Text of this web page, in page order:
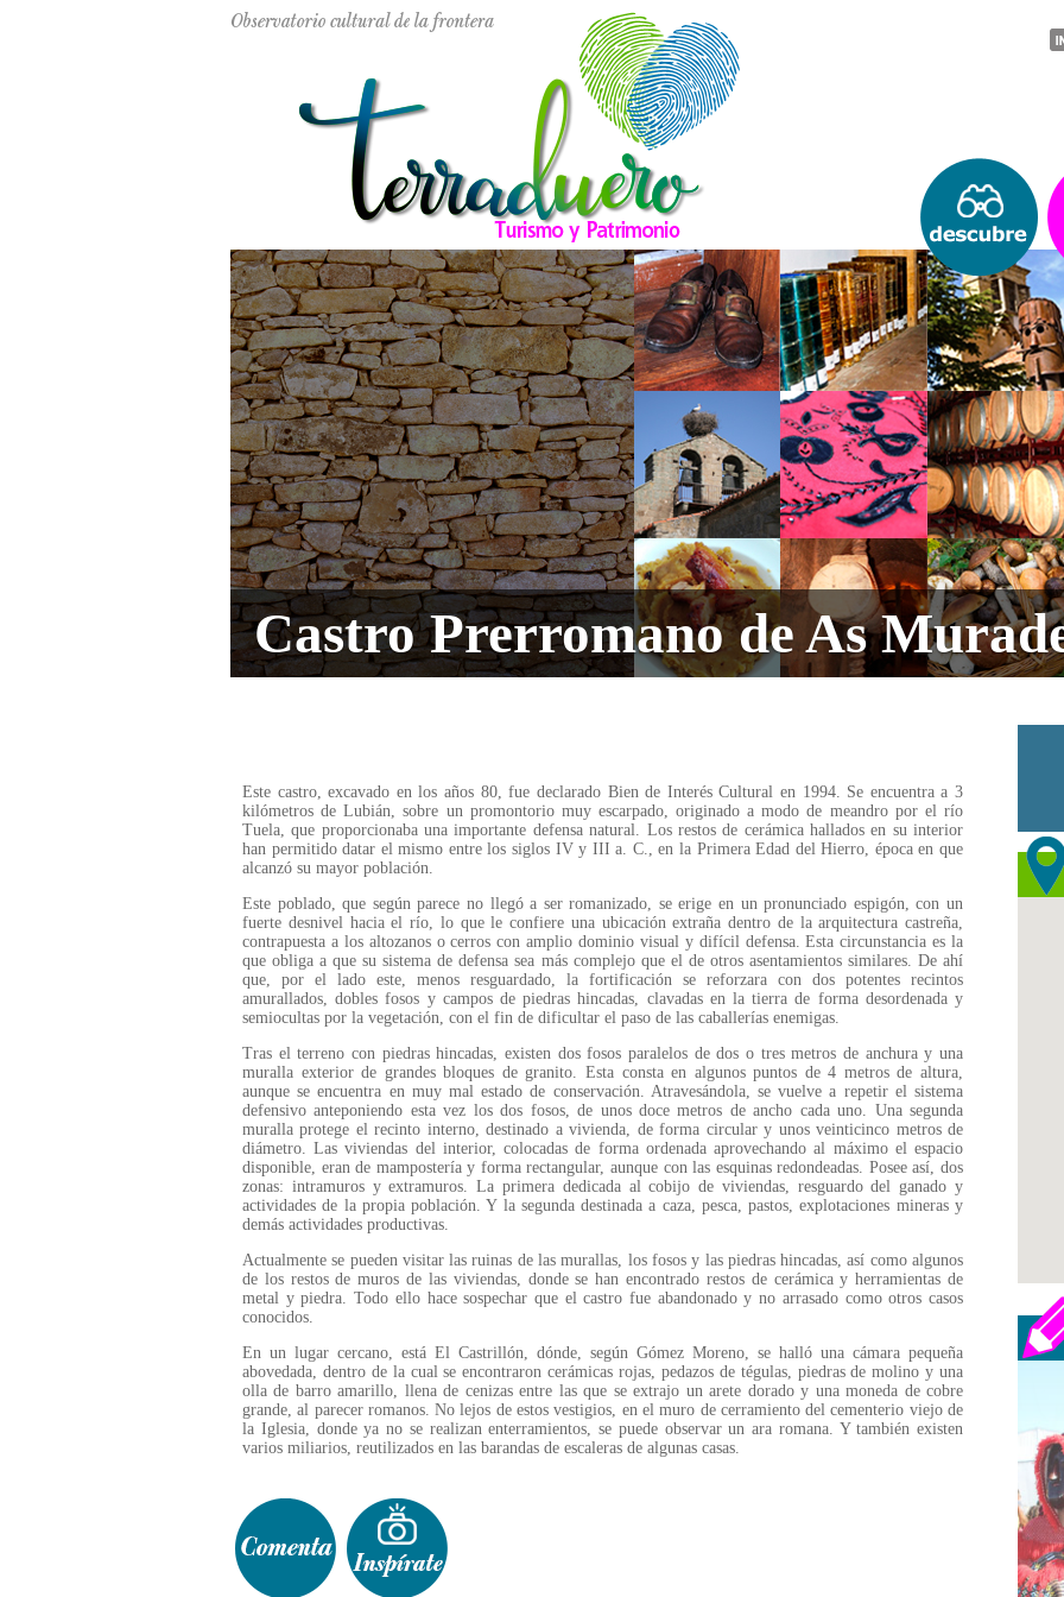
Castro Prerromano de As
Este castro, excavado en los años 80, fue declarado Bien de Interés Cultural en 1994. Se encuentra a 3
kilómetros de Lubián, sobre un promontorio muy escarpado, originado a modo de meandro por el río
Tuela, que proporcionaba una importante defensa natural. Los restos de cerámica hallados en su interior
han permitido datar el mismo entre los siglos IV y III a. C., en la Primera Edad del Hierro, época en que
alcanzó su mayor población.
Este poblado, que según parece no llegó a ser romanizado, se erige en un pronunciado espigón, con un
fuerte desnivel hacia el río, lo que le confiere una ubicación extraña dentro de la arquitectura castreña,
contrapuesta a los altozanos o cerros con amplio dominio visual y difícil defensa. Esta circunstancia es la
que obliga a que su sistema de defensa sea más complejo que el de otros asentamientos similares. De ahí
que, por el lado este, menos resguardado, la fortificación se reforzara con dos potentes recintos
amurallados, dobles fosos y campos de piedras hincadas, clavadas en la tierra de forma desordenada y
semiocultas por la vegetación, con el fin de dificultar el paso de las caballerías enemigas.
Tras el terreno con piedras hincadas, existen dos fosos paralelos de dos o tres metros de anchura y una
muralla exterior de grandes bloques de granito. Esta consta en algunos puntos de 4 metros de altura,
aunque se encuentra en muy mal estado de conservación. Atravesándola, se vuelve a repetir el sistema
defensivo anteponiendo esta vez los dos fosos, de unos doce metros de ancho cada uno. Una segunda
muralla protege el recinto interno, destinado a vivienda, de forma circular y unos veinticinco metros de
diámetro. Las viviendas del interior, colocadas de forma ordenada aprovechando al máximo el espacio
disponible, eran de mampostería y forma rectangular, aunque con las esquinas redondeadas. Posee así, dos
zonas: intramuros y extramuros. La primera dedicada al cobijo de viviendas, resguardo del ganado y
actividades de la propia población. Y la segunda destinada a caza, pesca, pastos, explotaciones mineras y
demás actividades productivas.
Actualmente se pueden visitar las ruinas de las murallas, los fosos y las piedras hincadas, así como algunos
de los restos de muros de las viviendas, donde se han encontrado restos de cerámica y herramientas de
metal y piedra. Todo ello hace sospechar que el castro fue abandonado y no arrasado como otros casos
conocidos.
En un lugar cercano, está El Castrillón, dónde, según Gómez Moreno, se halló una cámara pequeña
abovedada, dentro de la cual se encontraron cerámicas rojas, pedazos de tégulas, piedras de molino y una
olla de barro amarillo, llena de cenizas entre las que se extrajo un arete dorado y una moneda de cobre
grande, al parecer romanos. No lejos de estos vestigios, en el muro de cerramiento del cementerio viejo de
la Iglesia, donde ya no se realizan enterramientos, se puede observar un ara romana. Y también existen
varios miliarios, reutilizados en las barandas de escaleras de algunas casas.